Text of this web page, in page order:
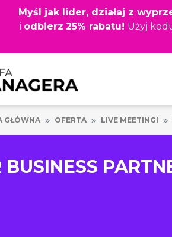
Myśl jak lider, działaj z
i odbierz 25% rabatu! Użyj
GŁÓWNA OFERTA LIVE MEETINGI
BUSINESS